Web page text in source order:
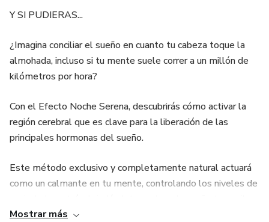
Y SI PUDIERAS...
¿Imagina conciliar el sueño en cuanto tu cabeza toque la
almohada, incluso si tu mente suele correr a un millón de
kilómetros por hora?
Con el Efecto Noche Serena, descubrirás cómo activar la
región cerebral que es clave para la liberación de las
principales hormonas del sueño.
Este método exclusivo y completamente natural actuará
como un calmante en tu mente, controlando los niveles de
y reparadoras.
Mostrar más